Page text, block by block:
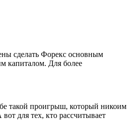
сделать Форекс основным
капиталом. Для более
такой проигрыш, который никоим
для тех, кто рассчитывает